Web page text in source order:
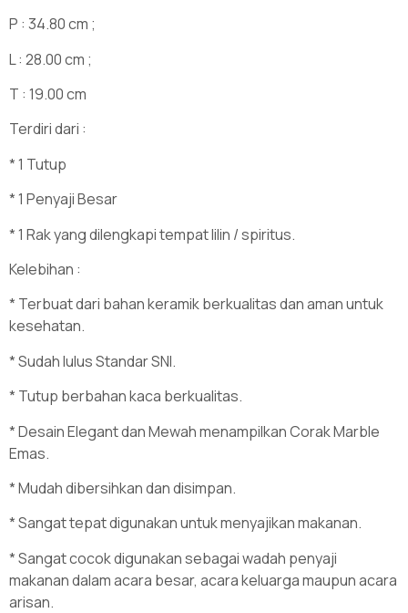
P : 34.80 cm ;
L : 28.00 cm ;
T : 19.00 cm
Terdiri dari :
* 1 Tutup
* 1 Penyaji Besar
* 1 Rak yang dilengkapi tempat lilin / spiritus.
Kelebihan :
* Terbuat dari bahan keramik berkualitas dan aman untuk
kesehatan.
* Sudah lulus Standar SNI.
* Tutup berbahan kaca berkualitas.
* Desain Elegant dan Mewah menampilkan Corak Marble
Emas.
* Mudah dibersihkan dan disimpan.
* Sangat tepat digunakan untuk menyajikan makanan.
* Sangat cocok digunakan sebagai wadah penyaji
makanan dalam acara besar, acara keluarga maupun acara
arisan.